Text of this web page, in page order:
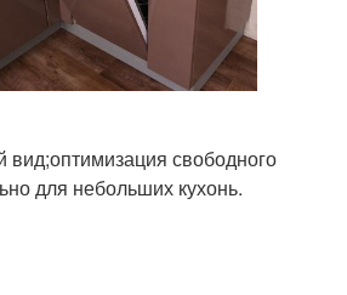
свободного
для небольших кухонь.